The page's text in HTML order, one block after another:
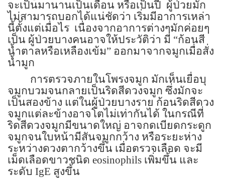
จะเป็นมานานเป็นเดือน หรือเป็นปี ผู้ป่วยมัก
ไม่สามารถบอกได้แน่ชัดว่า เริ่มมีอาการเหล่า
นี้ตั้งแต่เมื่อไร เนื่องจากอาการต่างๆมักค่อยๆ
เป็น ผู้ป่วยบางคนอาจให้ประวัติว่า มี “ก้อนสี
น้ำตาลหรือเหลืองเข้ม” ออกมาจากจมูกเมื่อสั่ง
น้ำมูก
การตรวจภายในโพรงจมูก มักเห็นเยื่อบุ
จมูกบวมจนกลายเป็นริดสีดวงจมูก ซึ่งมักจะ
เป็นสองข้าง แต่ในผู้ป่วยบางราย ก้อนริดสีดวง
จมูกแต่ละข้างอาจโตไม่เท่ากันได้ ในกรณีที่
ริดสีดวงจมูกมีขนาดใหญ่ อาจกดเบียดกระดูก
จมูกจนใบหน้ามีสันจมูกกว้าง หรือระยะห่าง
ระหว่างดวงตากว้างขึ้น เมื่อตรวจเลือด จะมี
เม็ดเลือดขาวชนิด eosinophils เพิ่มขึ้น และ
ระดับ IgE สูงขึ้น